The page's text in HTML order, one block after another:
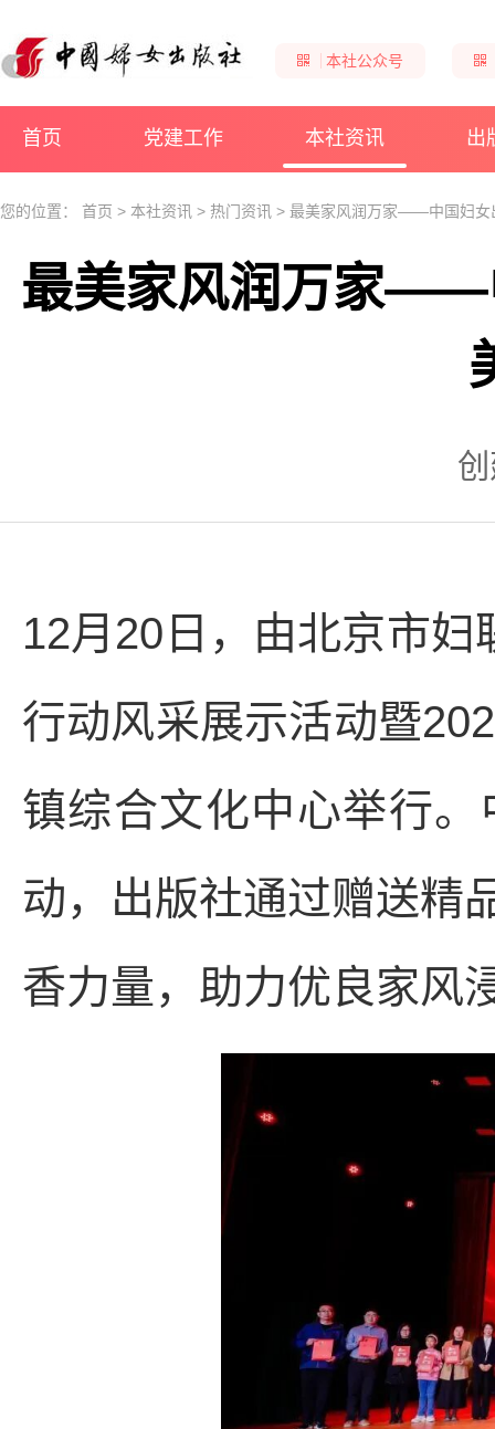
本社公众号
首页 党建工作 本社资讯 出
您的位置： 首页 > 本社资讯 > 热门资讯 > 最美家风润万家——中国妇女
最美家风润万家——
12月20日，由北京市妇
行动风采展示活动暨
镇综合文化中心举行
动，出版社通过赠送精
香力量，助力优良家风